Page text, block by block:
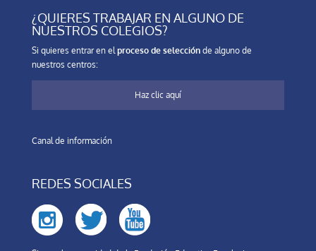
¿QUIERES TRABAJAR EN ALGUNO DE
NUESTROS COLEGIOS?
Si quieres entrar en el proceso de selecciónde alguno de
nuestros centros:
Haz clic aquí
Canal de información
REDES SOCIALES